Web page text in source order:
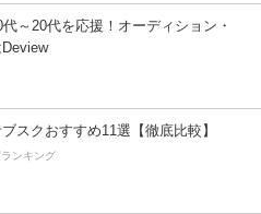
～20代を応援！オーディション・
スクおすすめ11選【徹底比較】
ンキング